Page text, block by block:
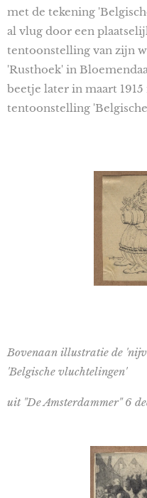
met de tekening
al vlug door een
tentoonstelling van zijn
'Rusthoek' in
beetje later in maart
tentoonstelling
Bovenaan illustratie de
'Belgische vluchtelingen'
uit "De Amsterdammer" 6